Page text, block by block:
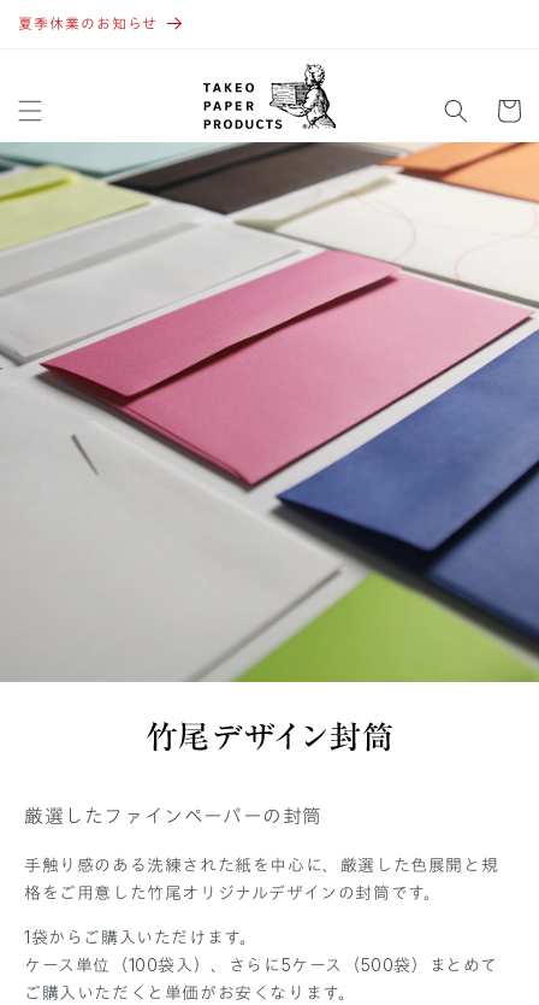
ンツに
夏季休業のお知らせ
ー
ト
厳選したファインペーパーの封筒
手触り感のある洗練された紙を中心に、厳選した色展開と規
格をご用意した竹尾オリジナルデザインの封筒です。
1袋からご購入いただけます。
ケース単位（100袋入）、さらに5ケース（500袋）まとめて
ご購入いただくと単価がお安くなります。